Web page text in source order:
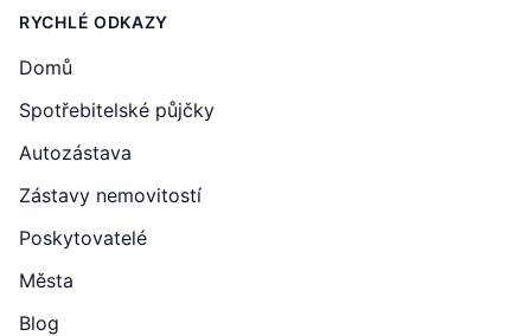
RYCHLÉ ODKAZY
Domů
Spotřebitelské půjčky
Autozástava
Zástavy nemovitostí
Poskytovatelé
Města
Blog